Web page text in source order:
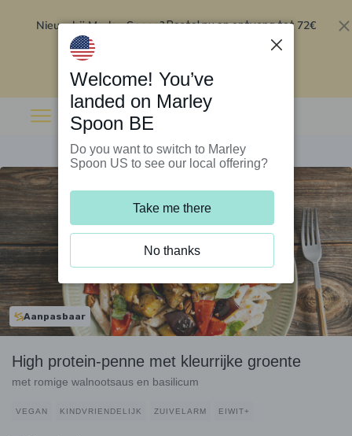
Nieuw bij Marley Spoon?Bestel nu en ontvang tot 72€
Aanpasbaar
High protein-penne met kleurrijke groente
met romige walnootsaus en basilicum
VEGAN KINDVRIENDELIJK ZUIVELARM EIWIT+
Welcome! You’ve
landed on Marley
Spoon BE
Do you want to switch to Marley
Spoon US to see our local offering?
Take me there
No thanks